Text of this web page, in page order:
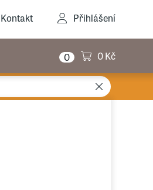
Kontakt Přihlášení
0 0 Kč